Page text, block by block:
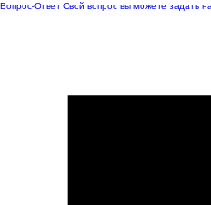
Вопрос-Ответ Свой вопрос вы можете задать